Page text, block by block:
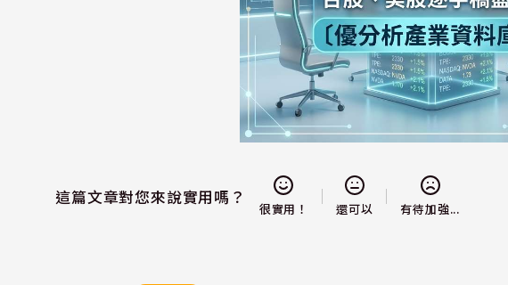
這篇文章對您來說實用嗎？
很實用！ 還可以 有待加強...